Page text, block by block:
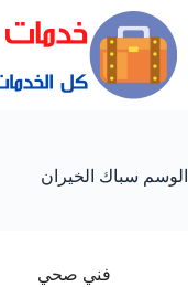
الوسم سباك الخيران
فني صحي